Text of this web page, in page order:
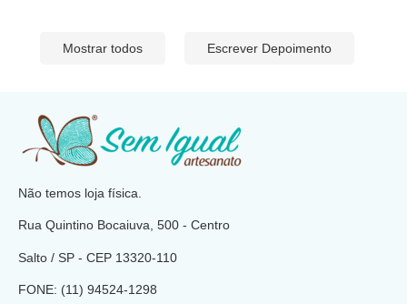
Mostrar todos Escrever Depoimento
Não temos loja física.
Rua Quintino Bocaiuva, 500 - Centro
Salto / SP - CEP 13320-110
FONE: (11) 94524-1298